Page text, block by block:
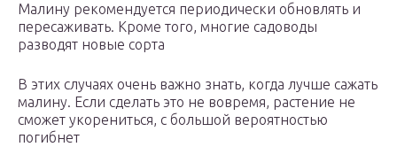
Малину рекомендуется периодически обновлять и
пересаживать. Кроме того, многие садоводы
разводят новые сорта
В этих случаях очень важно знать, когда лучше сажать
малину. Если сделать это не вовремя, растение не
сможет укорениться, с большой вероятностью
погибнет